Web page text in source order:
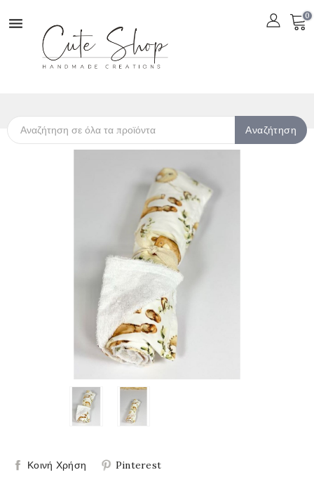
 0
Αναζήτηση
Κοινή Χρήση Pinterest